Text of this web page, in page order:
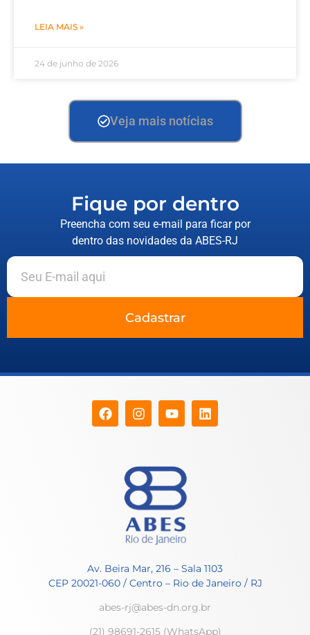
LEIA MAIS »
24 de junho de 2026
Veja mais notícias
Fique por dentro
Preencha com seu e-mail para ficar por
dentro das novidades da ABES-RJ
Cadastrar
Av. Beira Mar, 216 – Sala 1103
CEP 20021-060 / Centro – Rio de Janeiro / RJ
abes-rj@abes-dn.org.br
(21) 98691-2615 (WhatsApp)